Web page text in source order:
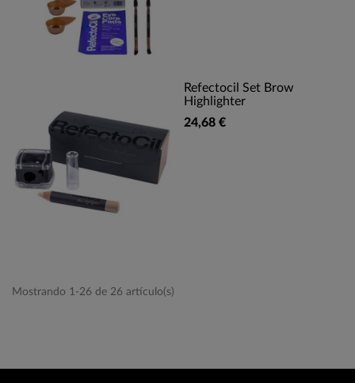
Refectocil Set Brow
Highlighter
24,68 €
Mostrando 1-26 de 26 artículo(s)